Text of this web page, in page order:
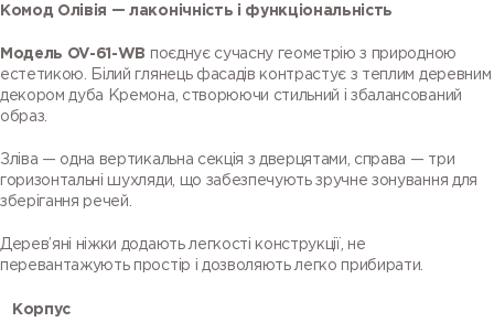
Комод Олівія — лаконічність і функціональність
Модель OV-61-WB поєднує сучасну геометрію з природною
естетикою. Білий глянець фасадів контрастує з теплим деревним
декором дуба Кремона, створюючи стильний і збалансований
образ.
Зліва — одна вертикальна секція з дверцятами, справа — три
горизонтальні шухляди, що забезпечують зручне зонування для
зберігання речей.
Дерев’яні ніжки додають легкості конструкції, не
перевантажують простір і дозволяють легко прибирати.
Корпус